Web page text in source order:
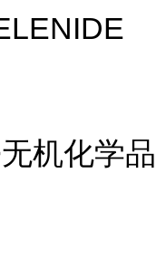
机化学品